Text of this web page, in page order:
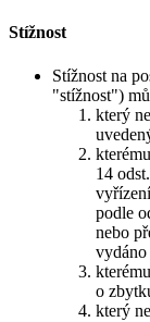
Stížnost
Stížnost na
"stížnost")
který
14
podle
nebo
o
který